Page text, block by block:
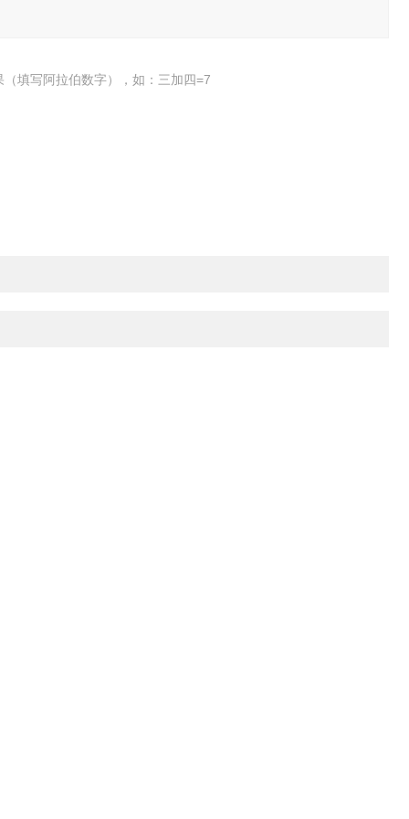
（填写阿拉伯数字），如：三加四=7